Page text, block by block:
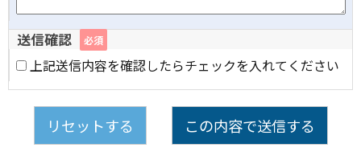
送信確認 必須
上記送信内容を確認したらチェックを入れてください